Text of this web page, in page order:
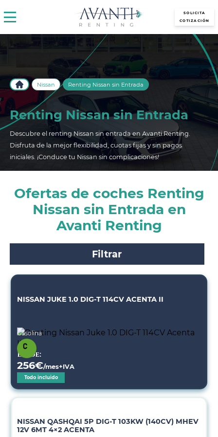
SOLICITA
COTIZACIÓN
Nissan Renting Nissan sin Entrada
Renting Nissan sin Entrada
Descubre el renting Nissan sin entrada en Avanti Renting.
Disfruta de la mejor flexibilidad, cuotas fijas y sin pagos
iniciales. ¡Conduce tu Nissan sin complicaciones!
Ofertas de coches Renting
Nissan sin Entrada en
Avanti Renting
Filtrar
NISSAN JUKE 1.0 DIG-T 114CV ACENTA II
Gasolina
Desde:
256€/mes+IVA
Todo incluido
NISSAN QASHQAI 5P DIG-T 103KW (140CV) MHEV
12V 6MT 4×2 ACENTA